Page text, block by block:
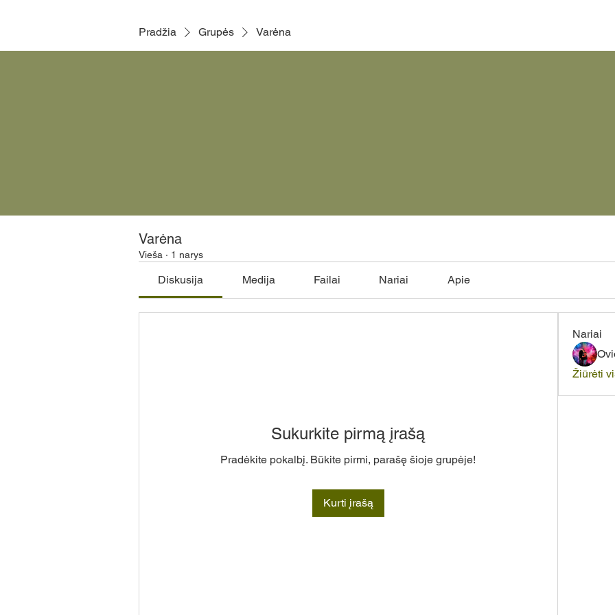
Pradžia Grupės Varėna
Varėna
Vieša · 1 narys
Diskusija Medija Failai Nariai Apie
Sukurkite pirmą įrašą
Pradėkite pokalbį. Būkite pirmi, parašę šioje grupėje!
Kurti įrašą
Nariai
Žiūrėti